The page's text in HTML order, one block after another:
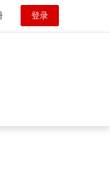
登录